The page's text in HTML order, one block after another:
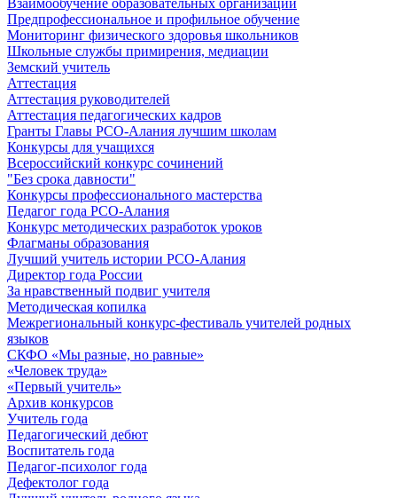
Взаимообучение образовательных организаций
Предпрофессиональное и профильное обучение
Мониторинг физического здоровья школьников
Школьные службы примирения, медиации
Земский учитель
Аттестация
Аттестация руководителей
Аттестация педагогических кадров
Гранты Главы РСО-Алания лучшим школам
Конкурсы для учащихся
Всероссийский конкурс сочинений
"Без срока давности"
Конкурсы профессионального мастерства
Педагог года РСО-Алания
Конкурс методических разработок уроков
Флагманы образования
Лучший учитель истории РСО-Алания
Директор года России
За нравственный подвиг учителя
Методическая копилка
Межрегиональный конкурс-фестиваль учителей родных
языков
СКФО «Мы разные, но равные»
«Человек труда»
«Первый учитель»
Архив конкурсов
Учитель года
Педагогический дебют
Воспитатель года
Педагог-психолог года
Дефектолог года